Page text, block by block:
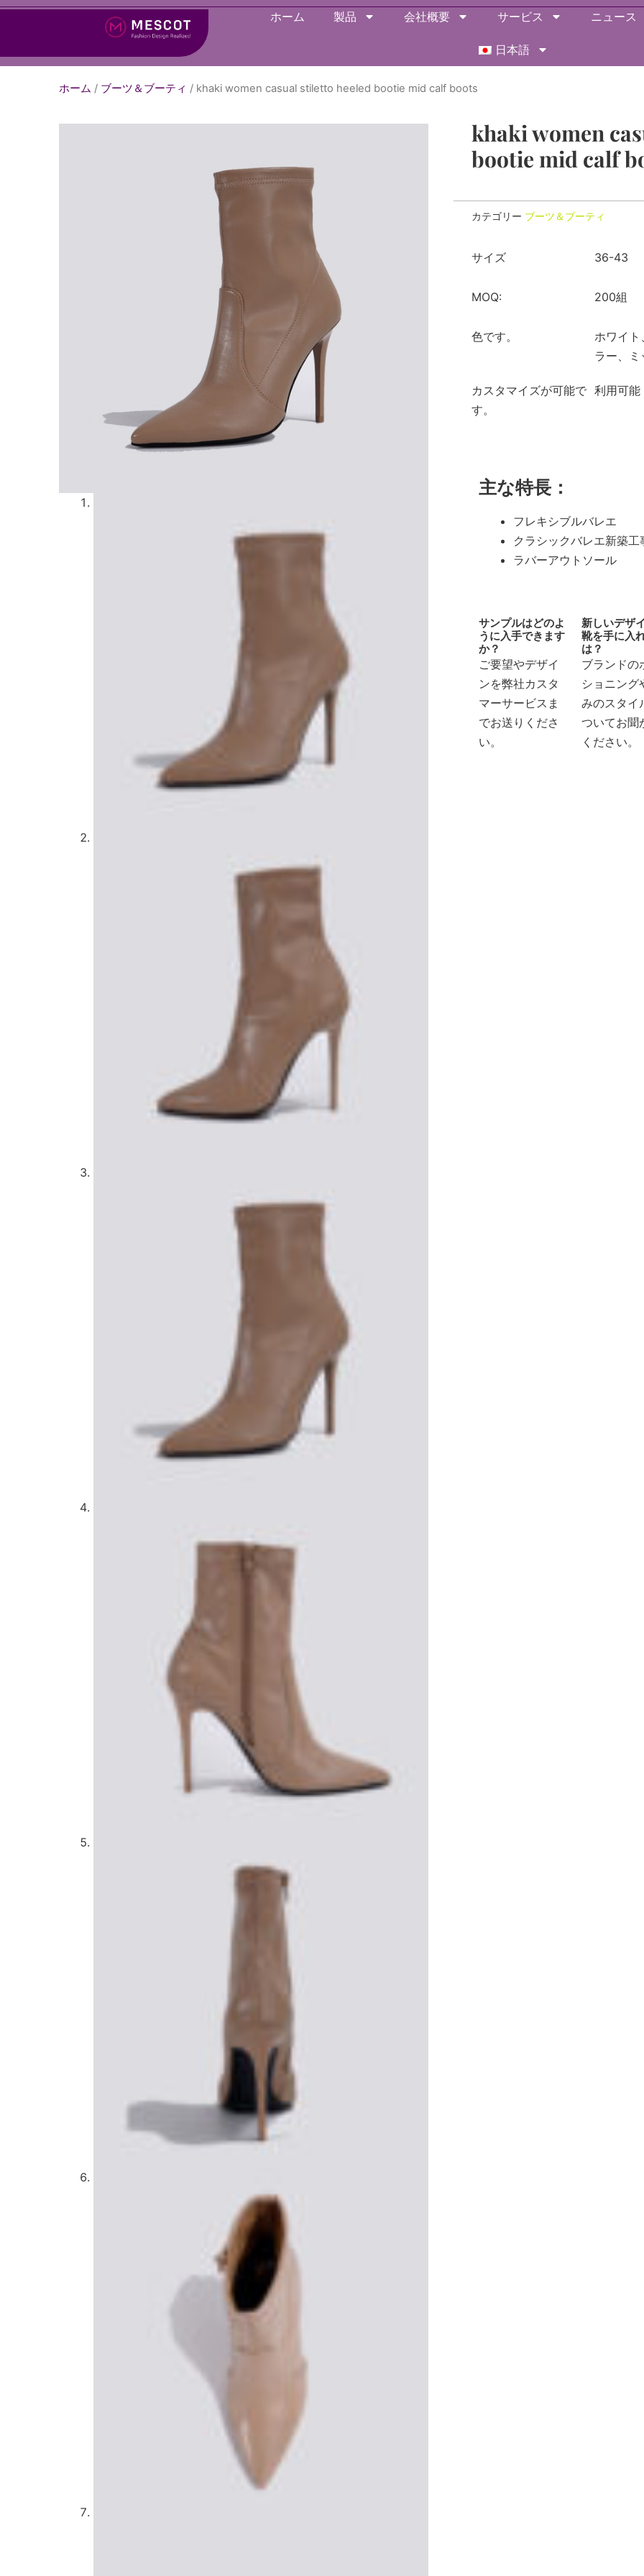
ホーム 製品 会社概要 サービス ニュース
日本語
ホーム / ブーツ＆ブーティ / khaki women casual stiletto heeled bootie mid calf boots
khaki women
bootie mid calf
カテゴリー ブーツ＆ブーティ
サイズ 36-43
MOQ: 200組
色です。
ホワイト
ラー、ミ
カスタマイズが可能で
す。
利用可能
主な特長：
フレキシブルバレエ
クラシックバレエ新築工
ラバーアウトソール
サンプルはどのよ
うに入手できます
か？
ご要望やデザイ
ンを弊社カスタ
マーサービスま
でお送りくださ
い。
新しいデザ
靴を手に入
は？
ブランドの
ショニング
みのスタイ
ついてお聞
ください。